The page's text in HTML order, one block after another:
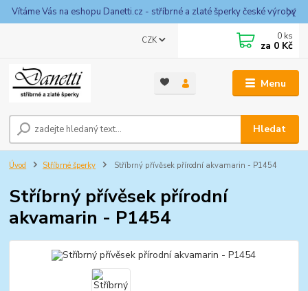
Vítáme Vás na eshopu Danetti.cz - stříbrné a zlaté šperky české výroby
Menu
CZK
Hledat
0 ks
za 0 Kč
Úvod Stříbrné šperky Stříbrný přívěsek přírodní akvamarin - P1454
Stříbrný přívěsek přírodní
akvamarin - P1454